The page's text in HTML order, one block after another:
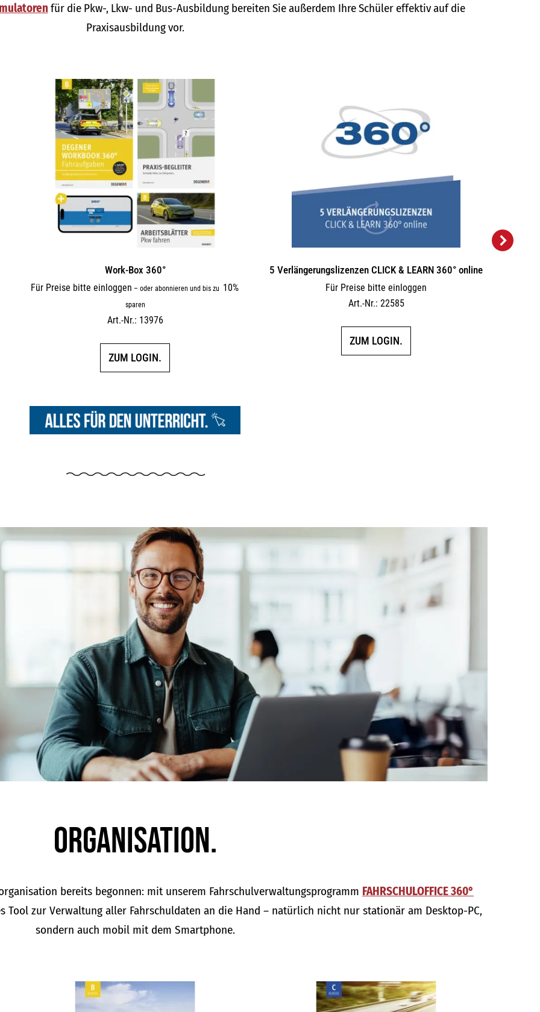
für die Pkw-, Lkw- und Bus-Ausbildung bereiten Sie außerdem Ihre Schüler effektiv auf die
Praxisausbildung vor.
Work-Box 360°
Für Preise bitte einloggen – oder abonnieren und bis zu 10%
sparen
Art.-Nr.: 13976
ZUM LOGIN.
5 Verlängerungs­lizenzen CLICK & LEARN 360° online
Für Preise bitte einloggen
Art.-Nr.: 22585
ZUM LOGIN.
Organisation.
bereits begonnen: mit unserem Fahrschulverwaltungsprogramm FAHRSCHULOFFICE 360°
Tool zur Verwaltung aller Fahrschuldaten an die Hand – natürlich nicht nur stationär am Desktop-PC,
sondern auch mobil mit dem Smartphone.